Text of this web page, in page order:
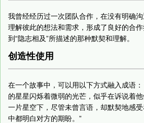
我曾经经历过一次团队合作，在没有明确
理解彼此的想法和需求，形成了良好的合
到“隐志相及”所描述的那种默契和理解。
创造性使用
在一个故事中，可以用以下方式融入成语
的星星闪烁着微弱的光芒，似乎在诉说着
一片星空下，尽管未曾言语，却默契地感
中都明白对方的期盼。”